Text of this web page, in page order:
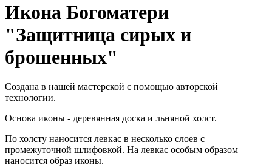
Икона Богоматери
"Защитница сирых и
брошенных"
Создана в нашей мастерской с помощью авторской
технологии.
Основа иконы - деревянная доска и льняной холст.
По холсту наносится левкас в несколько слоев с
промежуточной шлифовкой. На левкас особым образом
наносится образ иконы.